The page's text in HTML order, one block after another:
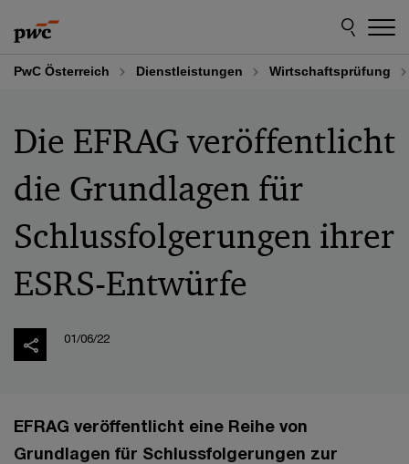
to
content
to
footer
PwC Österreich Dienstleistungen Wirtschaftsprüfung
Die EFRAG veröffentlicht
die Grundlagen für
Schlussfolgerungen ihrer
ESRS-Entwürfe
01/06/22
EFRAG veröffentlicht eine Reihe von
Grundlagen für Schlussfolgerungen zur